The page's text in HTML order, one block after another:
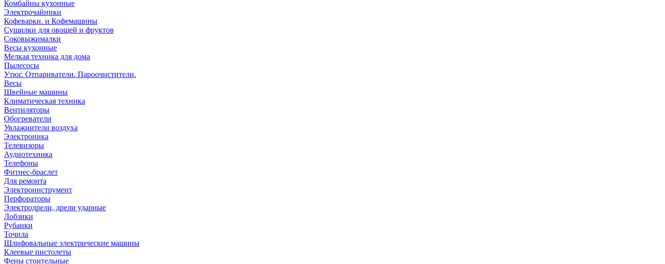
Комбайны кухонные
Электрочайники
Кофеварки. и Кофемашины
Сушилки для овощей и фруктов
Соковыжималки
Весы кухонные
Мелкая техника для дома
Пылесосы
Утюг. Отпариватели. Пароочистители.
Весы
Швейные машины
Климатическая техника
Вентиляторы
Обогреватели
Увлажнители воздуха
Электроника
Телевизоры
Аудиотехника
Телефоны
Фитнес-браслет
Для ремонта
Электроинструмент
Перфораторы
Электродрели, дрели ударные
Лобзики
Рубанки
Точила
Шлифовальные электрические машины
Клеевые пистолеты
Фены стоительные